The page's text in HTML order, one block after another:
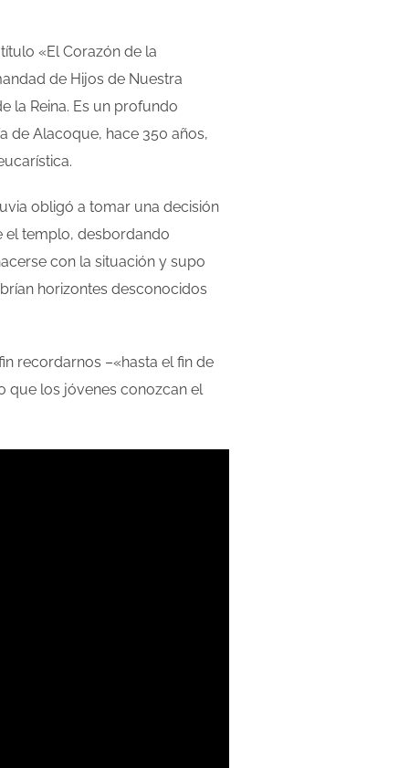
«El Corazón de la
de Hijos de Nuestra
la Reina. Es un profundo
de Alacoque, hace 350 años,
obligó a tomar una decisión
el templo, desbordando
con la situación y supo
horizontes desconocidos
recordarnos –«hasta el fin de
que los jóvenes conozcan el